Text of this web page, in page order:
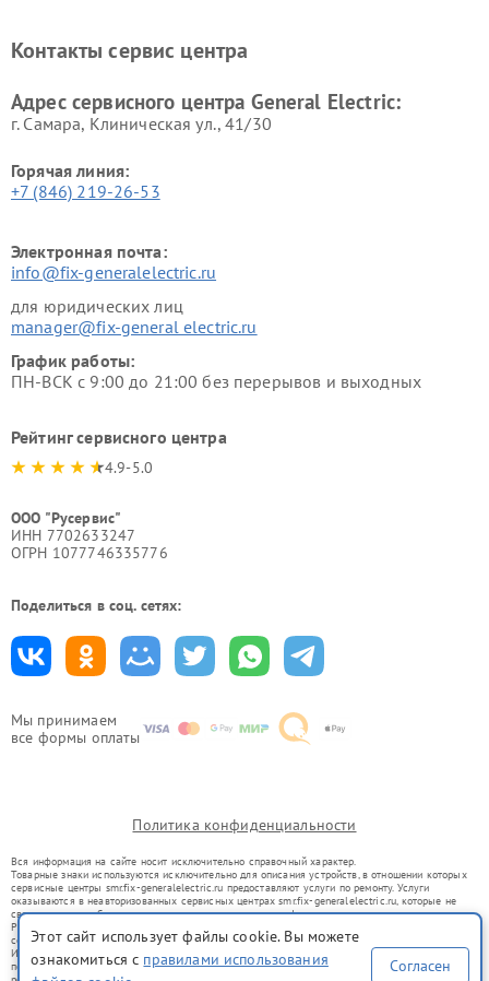
Мы принимаем
все формы оплаты
Electric
General Electric
Контакты сервис центра
Адрес сервисного центра General Electric:
г. Самара, Клиническая ул., 41/30
Горячая линия:
+7 (846) 219-26-53
Электронная почта:
info@fix-generalelectric.ru
для юридических лиц
manager@fix-general electric.ru
График работы:
ПН-ВСК с 9:00 до 21:00 без перерывов и выходных
Рейтинг сервисного центра
4.9-5.0
ООО "Русервис"
ИНН 7702633247
ОГРН 1077746335776
Поделиться в соц. сетях:
Политика конфиденциальности
Вся информация на сайте носит исключительно справочный характер.
Товарные знаки используются исключительно для описания устройств, в отношении которых
сервисные центры smr.fix-generalelectric.ru предоставляют услуги по ремонту. Услуги
оказываются в неавторизованных сервисных центрах smr.fix-generalelectric.ru, которые не
связаны с правообладателями товарных знаков или их официальными представителями.
Ремонт осуществляется для устройств, уже введенных в гражданский оборот в соответствии
со статьей 1487 ГК РФ.
Использование товарных знаков не преследует цели индивидуализации услуг или введения
потребителей в заблуждение, а служит для информирования о предоставляемых услугах по
Этот сайт использует файлы cookie. Вы можете
ознакомиться с правилами использования
Согласен